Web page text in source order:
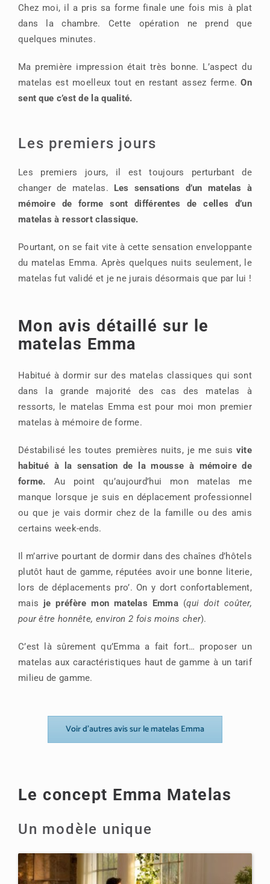
Chez moi, il a pris sa forme finale une fois mis à plat
dans la chambre. Cette opération ne prend que
quelques minutes.
Ma première impression était très bonne. L’aspect du
matelas est moelleux tout en restant assez ferme.On
sent que c’est de la qualité.
Les premiers jours
Les premiers jours, il est toujours perturbant de
changer de matelas. Les sensations d’un matelas à
mémoire de forme sont différentes de celles d’un
matelas à ressort classique.
Pourtant, on se fait vite à cette sensation enveloppante
du matelas Emma. Après quelques nuits seulement, le
matelas fut validé et je ne jurais désormais que par lui !
Mon avis détaillé sur le
matelas Emma
Habitué à dormir sur des matelas classiques qui sont
dans la grande majorité des cas des matelas à
ressorts, le matelas Emma est pour moi mon premier
matelas à mémoire de forme.
Déstabilisé les toutes premières nuits, je me suis vite
habitué à la sensation de la mousse à mémoire de
forme. Au point qu’aujourd’hui mon matelas me
manque lorsque je suis en déplacement professionnel
ou que je vais dormir chez de la famille ou des amis
certains week-ends.
Il m’arrive pourtant de dormir dans des chaînes d’hôtels
plutôt haut de gamme, réputées avoir une bonne literie,
lors de déplacements pro’. On y dort confortablement,
mais je préfère mon matelas Emma (qui doit coûter,
pour être honnête, environ 2 fois moins cher).
C’est là sûrement qu’Emma a fait fort… proposer un
matelas aux caractéristiques haut de gamme à un tarif
milieu de gamme.
Voir d’autres avis sur le matelas Emma
Le concept Emma Matelas
Un modèle unique